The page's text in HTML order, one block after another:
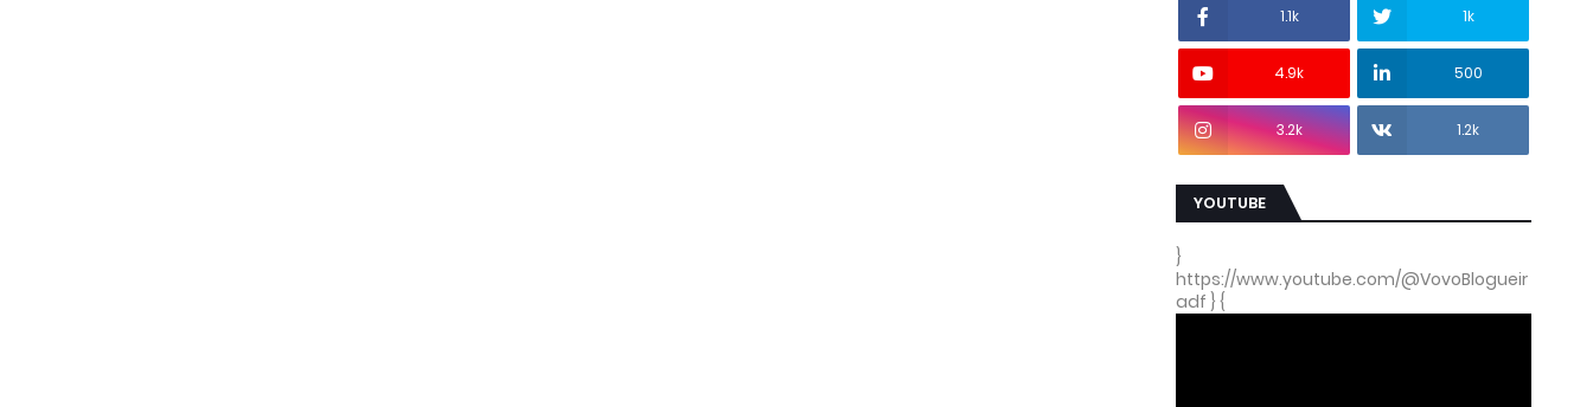
1.1k 1k
4.9k 500
3.2k 1.2k
YOUTUBE
}
https://www.youtube.com/@VovoBlogueir
adf } {